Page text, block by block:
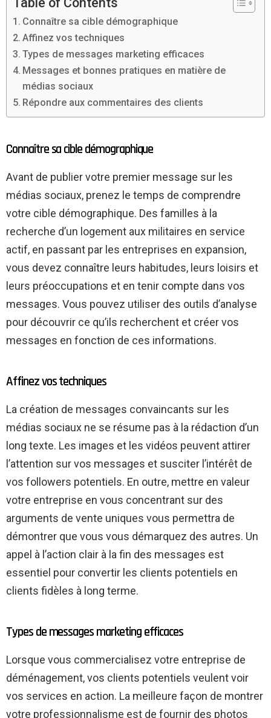
Connaître sa cible démographique
Affinez vos techniques
Types de messages marketing efficaces
Messages et bonnes pratiques en matière de
médias sociaux
Répondre aux commentaires des clients
Connaître sa cible démographique
Avant de publier votre premier message sur les
médias sociaux, prenez le temps de comprendre
votre cible démographique. Des familles à la
recherche d’un logement aux militaires en service
actif, en passant par les entreprises en expansion,
vous devez connaître leurs habitudes, leurs loisirs et
leurs préoccupations et en tenir compte dans vos
messages. Vous pouvez utiliser des outils d’analyse
pour découvrir ce qu’ils recherchent et créer vos
messages en fonction de ces informations.
Affinez vos techniques
La création de messages convaincants sur les
médias sociaux ne se résume pas à la rédaction d’un
long texte. Les images et les vidéos peuvent attirer
l’attention sur vos messages et susciter l’intérêt de
vos followers potentiels. En outre, mettre en valeur
votre entreprise en vous concentrant sur des
arguments de vente uniques vous permettra de
démontrer que vous vous démarquez des autres. Un
appel à l’action clair à la fin des messages est
essentiel pour convertir les clients potentiels en
clients fidèles à long terme.
Types de messages marketing efficaces
Lorsque vous commercialisez votre entreprise de
déménagement, vos clients potentiels veulent voir
vos services en action. La meilleure façon de montrer
votre professionnalisme est de fournir des photos